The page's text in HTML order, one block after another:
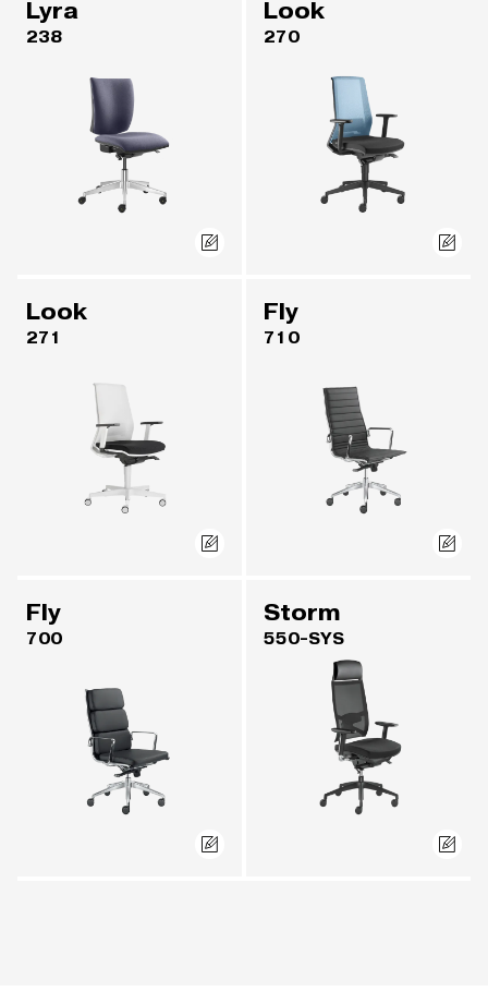
Lyra
238
Look
270
Look
271
Fly
710
Fly
700
Storm
550-SYS